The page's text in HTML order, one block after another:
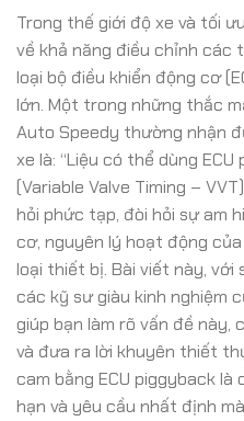
Trong thế giới độ xe và tối
về khả năng điều chỉnh các
loại bộ điều khiển động cơ
lớn. Một trong những thắc
Auto Speedy thường nhận
xe là: “Liệu có thể dùng
(Variable Valve Timing –
hỏi phức tạp, đòi hỏi sự am
cơ, nguyên lý hoạt động
loại thiết bị. Bài viết này,
các kỹ sư giàu kinh nghiệm
giúp bạn làm rõ vấn đề này,
và đưa ra lời khuyên thiết
cam bằng ECU piggyback
hạn và yêu cầu nhất định